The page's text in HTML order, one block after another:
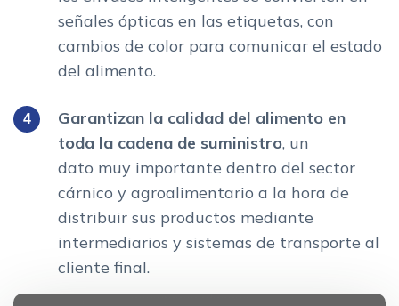
señales ópticas en las etiquetas, con
cambios de color para comunicar el estado
del alimento.
Garantizan la calidad del alimento en
toda la cadena de suministro, un
dato muy importante dentro del sector
cárnico y agroalimentario a la hora de
distribuir sus productos mediante
intermediarios y sistemas de transporte al
cliente final.